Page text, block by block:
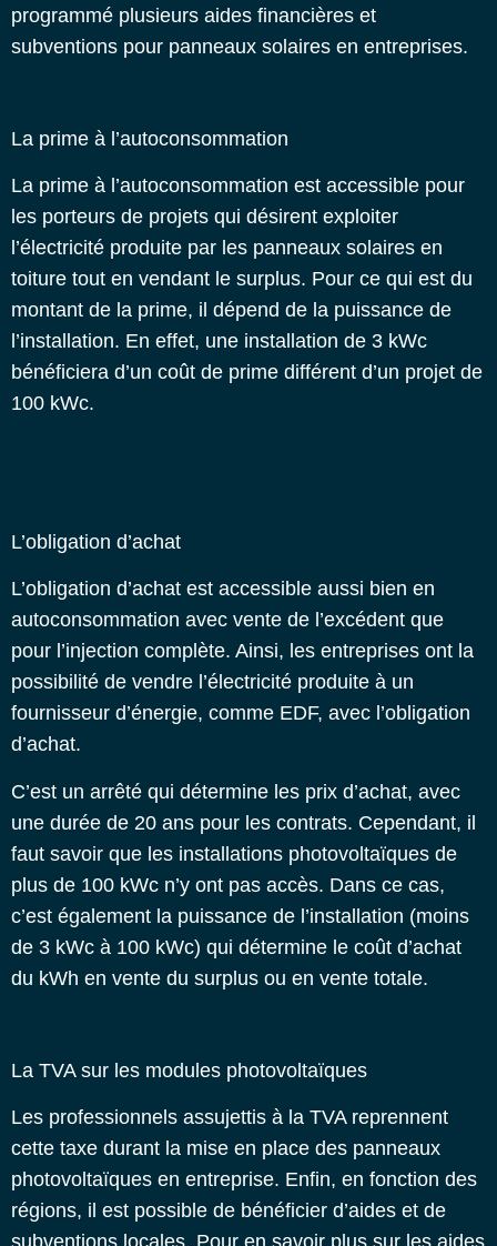
programmé plusieurs aides financières et
subventions pour panneaux solaires en entreprises.
La prime à l’autoconsommation
La prime à l’autoconsommation est accessible pour
les porteurs de projets qui désirent exploiter
l’électricité produite par les panneaux solaires en
toiture tout en vendant le surplus. Pour ce qui est du
montant de la prime, il dépend de la puissance de
l’installation. En effet, une installation de 3 kWc
bénéficiera d’un coût de prime différent d’un projet de
100 kWc.
L’obligation d’achat
L’obligation d’achat est accessible aussi bien en
autoconsommation avec vente de l’excédent que
pour l’injection complète. Ainsi, les entreprises ont la
possibilité de vendre l’électricité produite à un
fournisseur d’énergie, comme EDF, avec l’obligation
d’achat.
C’est un arrêté qui détermine les prix d’achat, avec
une durée de 20 ans pour les contrats. Cependant, il
faut savoir que les installations photovoltaïques de
plus de 100 kWc n’y ont pas accès. Dans ce cas,
c’est également la puissance de l’installation (moins
de 3 kWc à 100 kWc) qui détermine le coût d’achat
du kWh en vente du surplus ou en vente totale.
La TVA sur les modules photovoltaïques
Les professionnels assujettis à la TVA reprennent
cette taxe durant la mise en place des panneaux
photovoltaïques en entreprise. Enfin, en fonction des
régions, il est possible de bénéficier d’aides et de
subventions locales. Pour en savoir plus sur les aides